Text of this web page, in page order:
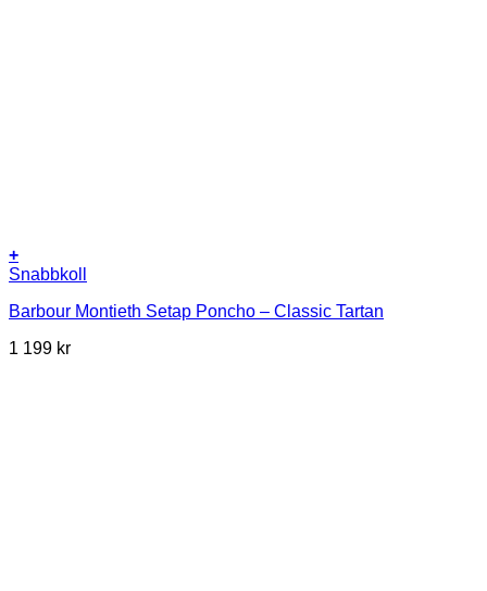
+
Snabbkoll
Barbour Montieth Setap Poncho – Classic Tartan
1 199 kr